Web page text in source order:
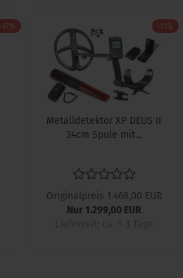
-17% -11%
Metalldetektor XP DEUS II
34cm Spule mit...
Originalpreis 1.468,00 EUR
Nur 1.299,00 EUR